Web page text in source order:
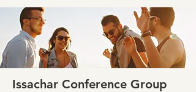
Issachar Conference Group